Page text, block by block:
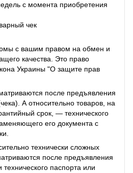
с момента приобретения
чек
с вашим правом на обмен и
качества. Это право
Украины "О защите прав
после предъявления
А относительно товаров, на
срок, — технического
его документа с
технически сложных
после предъявления
технического паспорта или